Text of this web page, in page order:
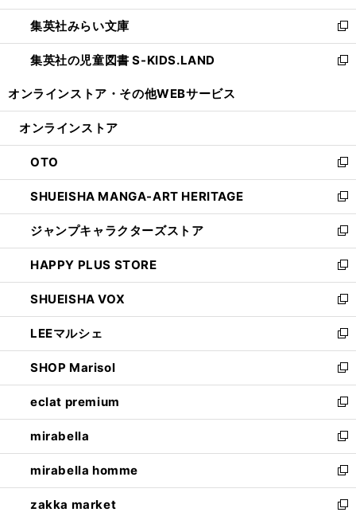
開
く
ウ
で
開
く
ン
ド
ウ
で
ウ
ィ
ン
ド
開
集英社みらい文庫
新
し
い
ン
ウ
で
開
く
集英社の児童図書 S-KIDS.LAND
新
ウ
ン
ド
ウ
で
開
く
オンラインストア・ その他WEBサービス
オンラインストア
OTO
新
し
い
ウ
ィ
ン
ド
ウ
で
開
く
SHUEISHA MANGA-ART HERITAGE
新
し
い
ウ
ィ
ン
ド
ウ
で
開
く
ジャンプキャラクターズストア
新
し
い
ウ
ィ
ン
ド
ウ
で
開
く
HAPPY PLUS STORE
新
し
い
ウ
ィ
ン
ド
ウ
で
開
く
SHUEISHA VOX
新
し
い
ウ
ィ
ン
ド
ウ
で
開
く
LEEマルシェ
新
し
い
ウ
ィ
ン
ド
ウ
で
開
く
SHOP Marisol
新
し
い
ウ
ィ
ン
ド
ウ
で
eclat premium
新
し
い
ウ
ィ
ン
ド
mirabella
新
し
い
ウ
ィ
mirabella homme
新
し
い
zakka market 新